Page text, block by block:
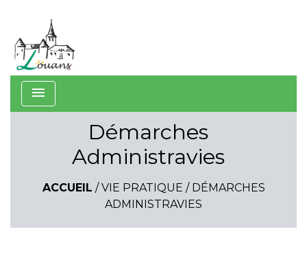
menu
Démarches
Administravies
ACCUEIL / VIE PRATIQUE / DÉMARCHES
ADMINISTRAVIES